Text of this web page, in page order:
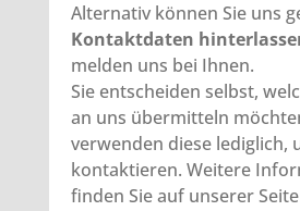
Alternativ können Sie uns
Kontaktdaten
melden uns bei Ihnen.
Sie entscheiden selbst,
an uns übermitteln
verwenden diese lediglich,
kontaktieren. Weitere
finden Sie auf unserer